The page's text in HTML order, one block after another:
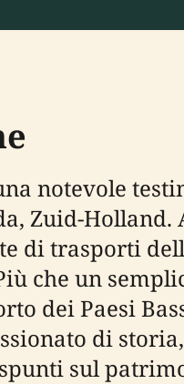
notevole
Zuid-Holland.
di trasporti
che un
dei Paesi
di
sul